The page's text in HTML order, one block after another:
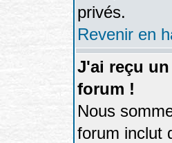
privés.
Revenir en
J'ai reçu
forum !
Nous
forum inclut